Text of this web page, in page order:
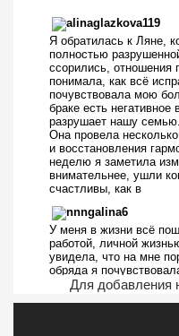
Для добавления